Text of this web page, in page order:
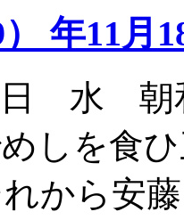
年11月
水 朝
しを食
れから安